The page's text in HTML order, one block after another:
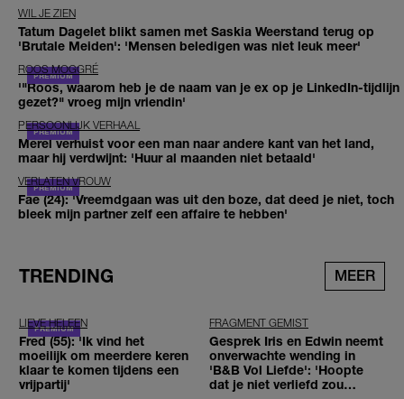
WIL JE ZIEN
Tatum Dagelet blikt samen met Saskia Weerstand terug op
'Brutale Meiden': 'Mensen beledigen was niet leuk meer'
ROOS MOGGRÉ
'"Roos, waarom heb je de naam van je ex op je LinkedIn-tijdlijn
gezet?" vroeg mijn vriendin'
PERSOONLIJK VERHAAL
Merel verhuist voor een man naar andere kant van het land,
maar hij verdwijnt: 'Huur al maanden niet betaald'
VERLATEN VROUW
Fae (24): 'Vreemdgaan was uit den boze, dat deed je niet, toch
bleek mijn partner zelf een affaire te hebben'
TRENDING MEER
LIEVE HELEEN
Fred (55): 'Ik vind het
moeilijk om meerdere keren
klaar te komen tijdens een
vrijpartij'
FRAGMENT GEMIST
Gesprek Iris en Edwin neemt
onverwachte wending in
'B&B Vol Liefde': 'Hoopte
dat je niet verliefd zou